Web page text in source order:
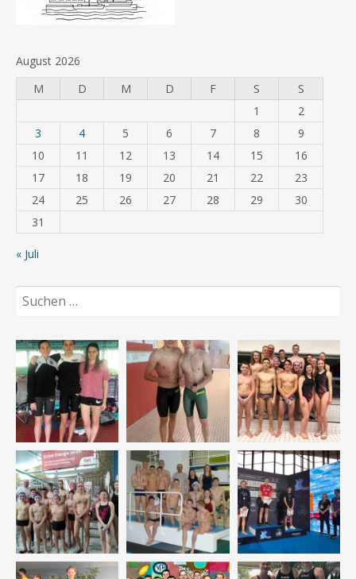
August 2026
M
D M D F S
S
1
2
3
4 5 6 7 8
9
10
11 12 13 14 15
16
17
18 19 20 21 22
23
24
25 26 27 28 29
30
31
« Juli
Suchen
nach: